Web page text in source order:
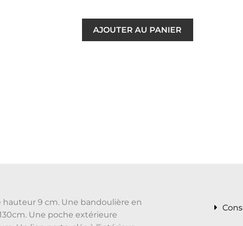
AJOUTER AU PANIER
9 cm. Une bandoulière en
Une poche extérieure